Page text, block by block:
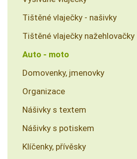
Tištěné vlaječky - našivky
Tištěné vlaječky nažehlovačky
Auto - moto
Domovenky, jmenovky
Organizace
Nášivky s textem
Nášivky s potiskem
Klíčenky, přívěsky